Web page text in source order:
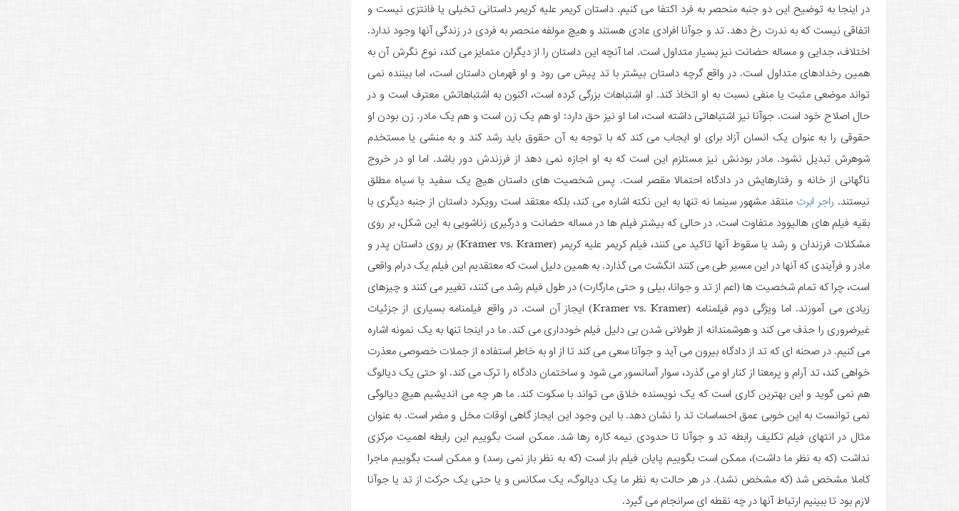
در اینجا به توضیح این دو جنبه منحصر به فرد اکتفا می کنیم. داستان کریمر علیه کریمر داستانی تخیلی یا فانتزی نیست و
اتفاقی نیست که به ندرت رخ دهد. تد و جوآنا افرادی عادی هستند و هیچ مولفه منحصر به فردی در زندگی آنها وجود ندارد.
اختلاف، جدایی و مساله حضانت نیز بسیار متداول است. اما آنچه این داستان را از دیگران متمایز می کند، نوع نگرش آن به
همین رخدادهای متداول است. در واقع گرچه داستان بیشتر با تد پیش می رود و او قهرمان داستان است، اما بیننده نمی
تواند موضعی مثبت یا منفی نسبت به او اتخاذ کند. او اشتباهات بزرگی کرده است، اکنون به اشتباهاتش معترف است و در
حال اصلاح خود است. جوآنا نیز اشتباهاتی داشته است، اما او نیز حق دارد: او هم یک زن است و هم یک مادر. زن بودن او
حقوقی را به عنوان یک انسان آزاد برای او ایجاب می کند که با توجه به آن حقوق باید رشد کند و به منشی یا مستخدم
شوهرش تبدیل نشود. مادر بودنش نیز مستلزم این است که به او اجازه نمی دهد از فرزندش دور باشد. اما او در خروج
ناگهانی از خانه و رفتارهایش در دادگاه احتمالا مقصر است. پس شخصیت های داستان هیچ یک سفید یا سیاه مطلق
نیستند. راجر ابرت منتقد مشهور سینما نه تنها به این نکته اشاره می کند، بلکه معتقد است رویکرد داستان از جنبه دیگری با
بقیه فیلم های هالیوود متفاوت است. در حالی که بیشتر فیلم ها در مساله حضانت و درگیری زناشویی به این شکل، بر روی
مشکلات فرزندان و رشد یا سقوط آنها تاکید می کنند، فیلم کریمر علیه کریمر (Kramer vs. Kramer) بر روی داستان پدر و
مادر و فرآیندی که آنها در این مسیر طی می کنند انگشت می گذارد. به همین دلیل است که معتقدیم این فیلم یک درام واقعی
است، چرا که تمام شخصیت ها (اعم از تد و جوانا، بیلی و حتی مارگارت) در طول فیلم رشد می کنند، تغییر می کنند و چیزهای
زیادی می آموزند. اما ویژگی دوم فیلمنامه (Kramer vs. Kramer) ایجاز آن است. در واقع فیلمنامه بسیاری از جزئیات
غیرضروری را حذف می کند و هوشمندانه از طولانی شدن بی دلیل فیلم خودداری می کند. ما در اینجا تنها به یک نمونه اشاره
می کنیم. در صحنه ای که تد از دادگاه بیرون می آید و جوآنا سعی می کند تا از او به خاطر استفاده از جملات خصوصی معذرت
خواهی کند، تد آرام و پرمعنا از کنار او می گذرد، سوار آسانسور می شود و ساختمان دادگاه را ترک می کند. او حتی یک دیالوگ
هم نمی گوید و این بهترین کاری است که یک نویسنده خلاق می تواند با سکوت کند. ما هر چه می اندیشیم هیچ دیالوگی
نمی توانست به این خوبی عمق احساسات تد را نشان دهد. با این وجود این ایجاز گاهی اوقات مخل و مضر است. به عنوان
مثال در انتهای فیلم تکلیف رابطه تد و جوآنا تا حدودی نیمه کاره رها شد. ممکن است بگوییم این رابطه اهمیت مرکزی
نداشت (که به نظر ما داشت)، ممکن است بگوییم پایان فیلم باز است (که به نظر باز نمی رسد) و ممکن است بگوییم ماجرا
کاملا مشخص شد (که مشخص نشد). در هر حالت به نظر ما یک دیالوگ، یک سکانس و یا حتی یک حرکت از تد یا جوآنا
لازم بود تا ببینیم ارتباط آنها در چه نقطه ای سرانجام می گیرد.